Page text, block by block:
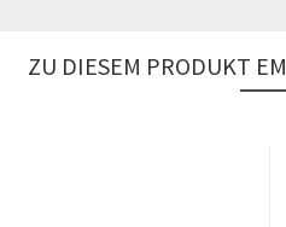
ZU DIESEM PRODUKT